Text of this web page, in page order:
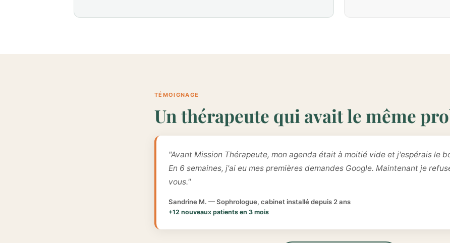
TÉMOIGNAGE
Un thérapeute qui avait le même
"Avant Mission Thérapeute, mon agenda était à moitié vide et j'espérais le
En 6 semaines, j'ai eu mes premières demandes Google. Maintenant je
vous."
Sandrine M. — Sophrologue, cabinet installé depuis 2 ans
+12 nouveaux patients en 3 mois